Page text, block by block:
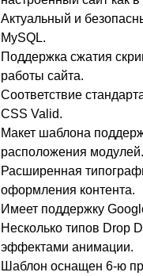
Актуальный и
MySQL.
Поддержка сжатия
работы сайта.
Соответствие
CSS Valid.
Макет шаблона
расположения модулей.
Расширенная
оформления контента.
Имеет поддержку
Несколько типов Drop
эффектами анимации.
Шаблон оснащен 6-ю